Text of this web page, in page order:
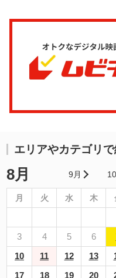
エリアやカテゴリ
8月 9月
月 火 水 木
3
4 5 6
10
11 12 13
17
18 19 20